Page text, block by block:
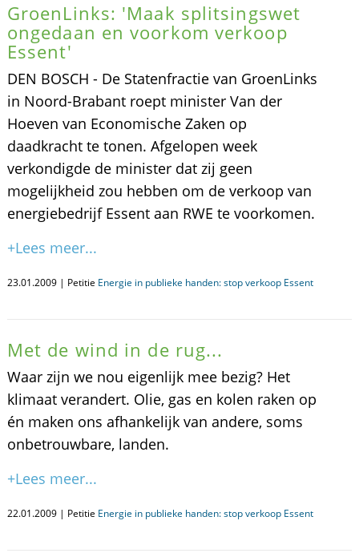
GroenLinks: 'Maak splitsingswet
ongedaan en voorkom verkoop
Essent'
DEN BOSCH - De Statenfractie van GroenLinks
in Noord-Brabant roept minister Van der
Hoeven van Economische Zaken op
daadkracht te tonen. Afgelopen week
verkondigde de minister dat zij geen
mogelijkheid zou hebben om de verkoop van
energiebedrijf Essent aan RWE te voorkomen.
+Lees meer...
23.01.2009 | Petitie Energie in publieke handen: stop verkoop Essent
Met de wind in de rug...
Waar zijn we nou eigenlijk mee bezig? Het
klimaat verandert. Olie, gas en kolen raken op
én maken ons afhankelijk van andere, soms
onbetrouwbare, landen.
+Lees meer...
22.01.2009 | Petitie Energie in publieke handen: stop verkoop Essent